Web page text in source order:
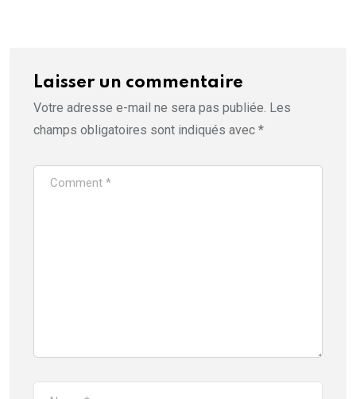
Laisser un commentaire
Votre adresse e-mail ne sera pas publiée. Les
champs obligatoires sont indiqués avec *